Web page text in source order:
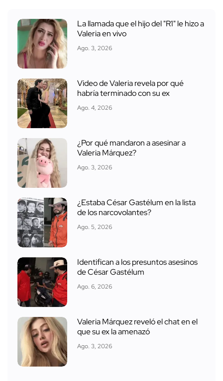
La llamada que el hijo del "R1" le hizo a
Valeria en vivo
Ago. 3, 2026
Video de Valeria revela por qué
habría terminado con su ex
Ago. 4, 2026
¿Por qué mandaron a asesinar a
Valeria Márquez?
Ago. 3, 2026
¿Estaba César Gastélum en la lista
de los narcovolantes?
Ago. 5, 2026
Identifican a los presuntos asesinos
de César Gastélum
Ago. 6, 2026
Valeria Márquez reveló el chat en el
que su ex la amenazó
Ago. 3, 2026